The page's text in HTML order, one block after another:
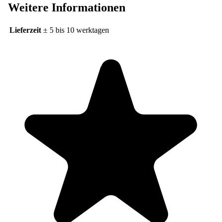
Weitere Informationen
Lieferzeit ± 5 bis 10 werktagen